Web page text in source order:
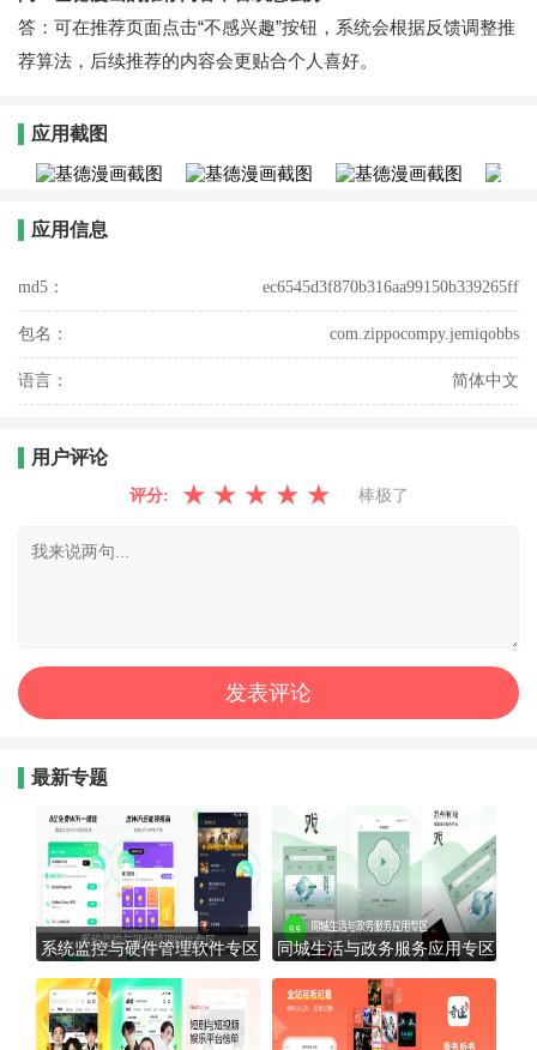
答：可在推荐页面点击“不感兴趣”按钮，系统会根据反馈调整推
荐算法，后续推荐的内容会更贴合个人喜好。
应用截图
应用信息
md5： ec6545d3f870b316aa99150b339265ff
包名： com.zippocompy.jemiqobbs
语言： 简体中文
用户评论
评分: ★ ★ ★ ★ ★ 棒极了
最新专题
系统监控与硬件管理软件专区 同城生活与政务服务应用专区